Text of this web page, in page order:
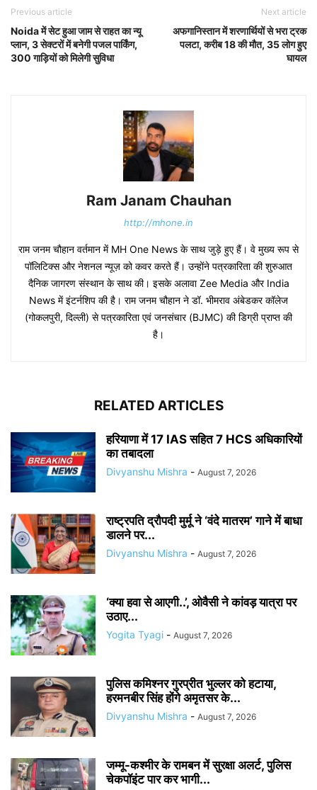
Previous article
Noida में सेट हुआ जाम से राहत का न्यू
प्लान, 3 सेक्टरों में बनेगी पजल पार्किंग,
300 गाड़ियों को मिलेगी सुविधा
Next article
अफगानिस्तान में शरणार्थियों से भरा ट्रक
पलटा, करीब 18 की मौत, 35 लोग हुए
घायल
Ram Janam Chauhan
http://mhone.in
राम जनम चौहान वर्तमान में MH One News के साथ जुड़े हुए हैं। वे मुख्य रूप से
पॉलिटिक्स और नेशनल न्यूज़ को कवर करते हैं। उन्होंने पत्रकारिता की शुरुआत
दैनिक जागरण संस्थान के साथ की। इसके अलावा Zee Media और India
News में इंटर्नशिप की है। राम जनम चौहान ने डॉ. भीमराव अंबेडकर कॉलेज
(गोकलपुरी, दिल्ली) से पत्रकारिता एवं जनसंचार (BJMC) की डिग्री प्राप्त की
है।
RELATED ARTICLES
हरियाणा में 17 IAS सहित 7 HCS अधिकारियों
का तबादला
Divyanshu Mishra - August 7, 2026
राष्ट्रपति द्रौपदी मुर्मू ने ‘वंदे मातरम’ गाने में बाधा
डालने पर...
Divyanshu Mishra - August 7, 2026
‘क्या हवा से आएगी..’, ओवैसी ने कांवड़ यात्रा पर
उठाए...
Yogita Tyagi - August 7, 2026
पुलिस कमिश्नर गुरप्रीत भुल्लर को हटाया,
हरमनबीर सिंह होंगे अमृतसर के...
Divyanshu Mishra - August 7, 2026
जम्मू-कश्मीर के रामबन में सुरक्षा अलर्ट, पुलिस
चेकपॉइंट पार कर भागी...